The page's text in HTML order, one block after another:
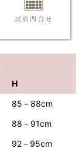
H
85－88cm
88－91cm
92－95cm